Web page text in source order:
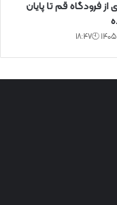
از فرودگاه قم تا پایان